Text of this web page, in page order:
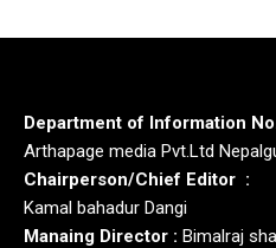
Department of Information
Arthapage media Pvt.Ltd
Chairperson/Chief Editor :
Kamal bahadur Dangi
Manaing Director : Bimalraj